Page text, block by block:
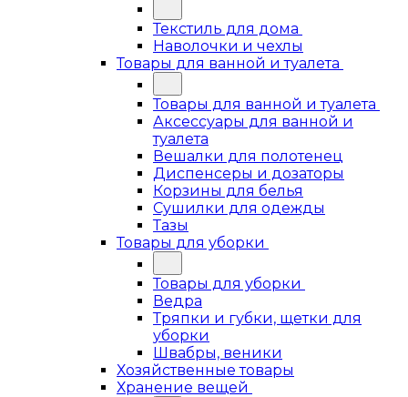
Текстиль для дома
Наволочки и чехлы
Товары для ванной и туалета
Товары для ванной и туалета
Аксессуары для ванной и
туалета
Вешалки для полотенец
Диспенсеры и дозаторы
Корзины для белья
Сушилки для одежды
Тазы
Товары для уборки
Товары для уборки
Ведра
Тряпки и губки, щетки для
уборки
Швабры, веники
Хозяйственные товары
Хранение вещей